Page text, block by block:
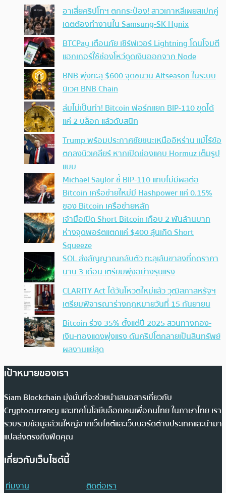
อาเสี่ยคริปโทฯ ตกกระป๋อง! สาวเกาหลีเผยสเปกคู่
เดตต้องทำงานใน Samsung-SK Hynix
BTCPay เตือนภัย เซิร์ฟเวอร์ Lightning โดนโจมตี
แฮกเกอร์ใช้ช่องโหว่ดูดเงินออกจาก Node
BNB พุ่งทะลุ $600 จุดชนวน Altseason ในระบบ
นิเวศ BNB Chain
ล่มไม่เป็นท่า! Bitcoin ฟอร์กแยก BIP-110 ขุดได้
แค่ 2 บล็อก แล้วดับสนิท
Trump พร้อมประกาศชัยชนะเหนืออิหร่าน แม้ไร้ข้อ
ตกลงนิวเคลียร์ หากเปิดช่องแคบ Hormuz เต็มรูป
แบบ
Michael Saylor ชี้ BIP-110 แทบไม่มีผลต่อ
Bitcoin เครือข่ายใหม่มี Hashpower แค่ 0.15%
ของ Bitcoin เครือข่ายหลัก
เจ้ามือเปิด Short Bitcoin เกือบ 2 พันล้านบาท
ห่างจุดพอร์ตแตกแค่ $400 ลุ้นเกิด Short
Squeeze
SOL ส่งสัญญาณกลับตัว ทะลุเส้นขาลงที่กดราคา
นาน 3 เดือน เตรียมพุ่งอย่างรุนแรง
CLARITY Act ได้วันโหวตใหม่แล้ว วุฒิสภาสหรัฐฯ
เตรียมพิจารณาร่างกฎหมายวันที่ 15 กันยายน
Bitcoin ร่วง 35% ตั้งแต่ปี 2025 สวนทางทอง-
เงิน-ทองแดงพุ่งแรง ดันคริปโตกลายเป็นสินทรัพย์
ผลงานแย่สุด
เป้าหมายของเรา
Siam Blockchain มุ่งมั่นที่จะช่วยนำเสนอสารเกี่ยวกับ
Cryptocurrency และเทคโนโลยีบล็อกเชนเพื่อคนไทย ในภาษาไทย เรา
รวบรวมข้อมูลส่วนใหญ่จากเว็บไซต์และเว็บบอร์ดต่างประเทศและนำมา
แปลส่งตรงถึงฟีดคุณ
เกี่ยวกับเว็บไซต์นี้
ทีมงาน
ติดต่อเรา